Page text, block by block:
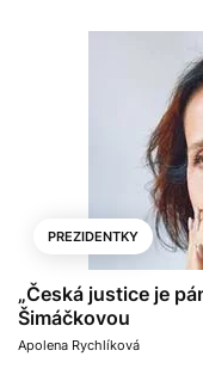
PREZIDENTKY
„Česká justice je
Šimáčkovou
Apolena Rychlíková